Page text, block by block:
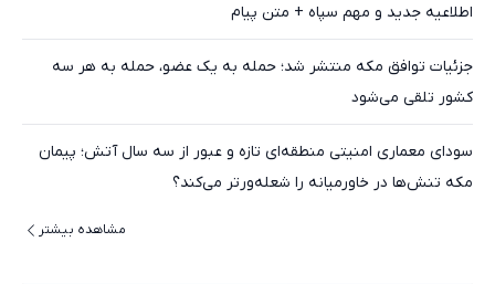
اطلاعیه جدید و مهم سپاه + متن پیام
جزئیات توافق مکه منتشر شد؛ حمله به یک عضو، حمله به هر سه
کشور تلقی می‌شود
سودای معماری امنیتی منطقه‌ای تازه و عبور از سه سال آتش؛ پیمان
مکه تنش‌ها در خاورمیانه را شعله‌ورتر می‌کند؟
مشاهده بیشتر